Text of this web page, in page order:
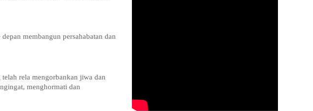
membangun persahabatan dan
rela mengorbankan jiwa dan
menghormati dan